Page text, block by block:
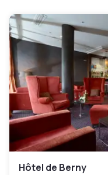
Hôtel de Berny